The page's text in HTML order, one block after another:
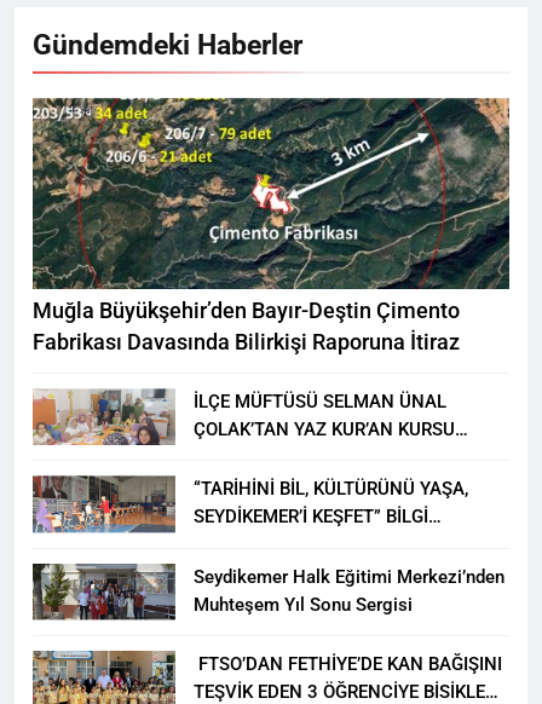
Gündemdeki Haberler
Muğla Büyükşehir’den Bayır-Deştin Çimento
Fabrikası Davasında Bilirkişi Raporuna İtiraz
İLÇE MÜFTÜSÜ SELMAN ÜNAL
ÇOLAK’TAN YAZ KUR’AN KURSU
“TARİHİNİ BİL, KÜLTÜRÜNÜ YAŞA,
SEYDİKEMER’İ KEŞFET” BİLGİ
Seydikemer Halk Eğitimi Merkezi’nden
Muhteşem Yıl Sonu Sergisi
FTSO’DAN FETHİYE’DE KAN BAĞIŞINI
TEŞVİK EDEN 3 ÖĞRENCİYE BİSİKLET